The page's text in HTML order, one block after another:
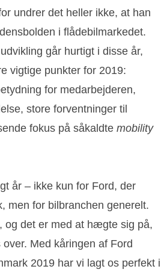
undrer det heller ikke, at han
i flådebilmarkedet.
går hurtigt i disse år,
vigtige punkter for 2019:
for medarbejderen,
store forventninger til
fokus på såkaldte mobility
år – ikke kun for Ford, der
men for bilbranchen generelt.
og det er med at hægte sig på,
Med kåringen af Ford
2019 har vi lagt os perfekt i